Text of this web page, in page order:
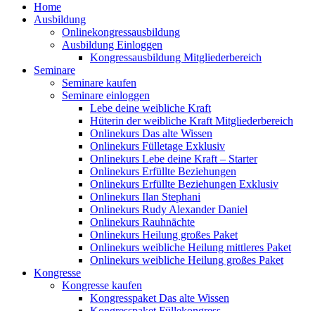
Home
Ausbildung
Onlinekongressausbildung
Ausbildung Einloggen
Kongressausbildung Mitgliederbereich
Seminare
Seminare kaufen
Seminare einloggen
Lebe deine weibliche Kraft
Hüterin der weibliche Kraft Mitgliederbereich
Onlinekurs Das alte Wissen
Onlinekurs Fülletage Exklusiv
Onlinekurs Lebe deine Kraft – Starter
Onlinekurs Erfüllte Beziehungen
Onlinekurs Erfüllte Beziehungen Exklusiv
Onlinekurs Ilan Stephani
Onlinekurs Rudy Alexander Daniel
Onlinekurs Rauhnächte
Onlinekurs Heilung großes Paket
Onlinekurs weibliche Heilung mittleres Paket
Onlinekurs weibliche Heilung großes Paket
Kongresse
Kongresse kaufen
Kongresspaket Das alte Wissen